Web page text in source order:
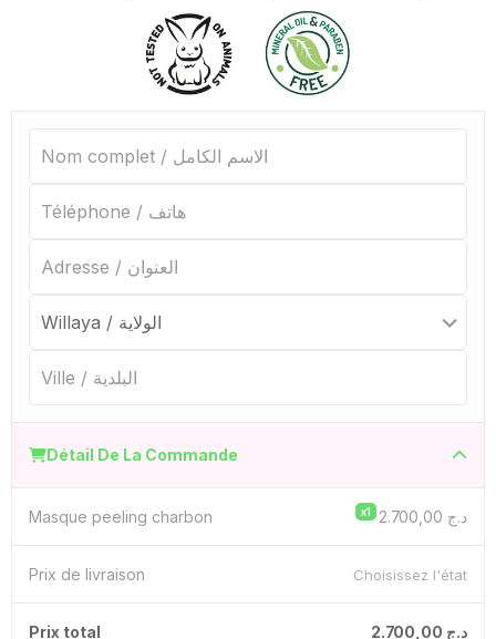
Détail De La Commande
Masque peeling charbon x1 د.ج
Prix ​​de livraison Choisissez l'état
Prix ​​total د.ج